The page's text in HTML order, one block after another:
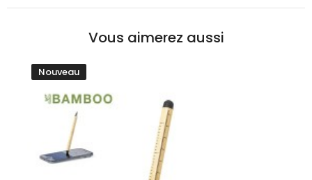
Vous aimerez aussi
Nouveau